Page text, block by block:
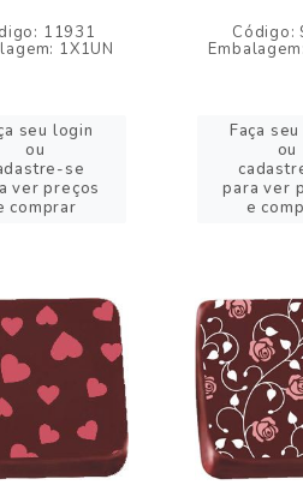
11931
1X1UN
seu login
ou
se
ver preços
comprar
Código:
Faça
ou
para ver
e